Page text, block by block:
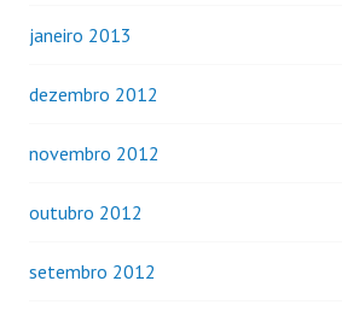
janeiro 2013
dezembro 2012
novembro 2012
outubro 2012
setembro 2012